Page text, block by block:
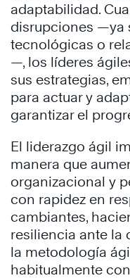
adaptabilidad.
disrupciones —ya
tecnológicas o
—, los líderes
sus estrategias,
para actuar y
garantizar el
El liderazgo ágil
manera que
organizacional y
con rapidez en
cambiantes,
resiliencia ante la
la metodología
habitualmente